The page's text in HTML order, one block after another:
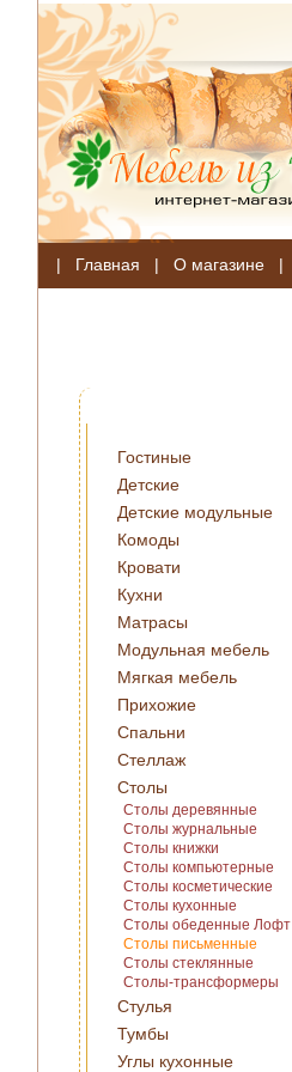
| Главная | О магазине |
Гостиные
Детские
Детские модульные
Комоды
Кровати
Кухни
Матрасы
Модульная мебель
Мягкая мебель
Прихожие
Спальни
Стеллаж
Столы
Столы деревянные
Столы журнальные
Столы книжки
Столы компьютерные
Столы косметические
Столы кухонные
Столы обеденные Лофт
Столы письменные
Столы стеклянные
Столы-трансформеры
Стулья
Тумбы
Углы кухонные